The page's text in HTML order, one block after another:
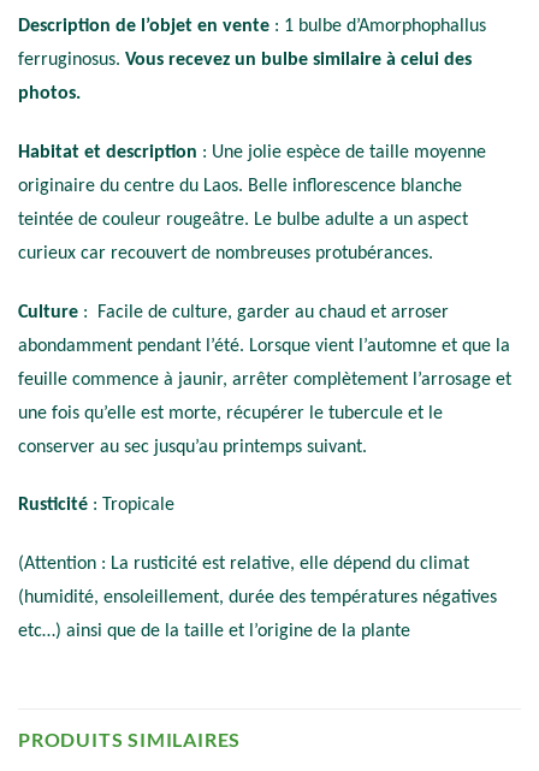
Description de l’objet en vente : 1 bulbe d’Amorphophallus
ferruginosus. Vous recevez un bulbe similaire à celui des
photos.
Habitat et description : Une jolie espèce de taille moyenne
originaire du centre du Laos. Belle inflorescence blanche
teintée de couleur rougeâtre. Le bulbe adulte a un aspect
curieux car recouvert de nombreuses protubérances.
Culture : Facile de culture, garder au chaud et arroser
abondamment pendant l’été. Lorsque vient l’automne et que la
feuille commence à jaunir, arrêter complètement l’arrosage et
une fois qu’elle est morte, récupérer le tubercule et le
conserver au sec jusqu’au printemps suivant.
Rusticité : Tropicale
(Attention : La rusticité est relative, elle dépend du climat
(humidité, ensoleillement, durée des températures négatives
etc…) ainsi que de la taille et l’origine de la plante
PRODUITS SIMILAIRES